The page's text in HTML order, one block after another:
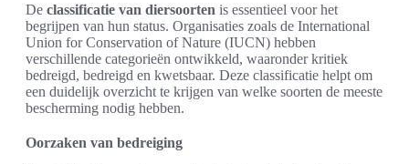
De classificatie van diersoorten is essentieel voor het
begrijpen van hun status. Organisaties zoals de International
Union for Conservation of Nature (IUCN) hebben
verschillende categorieën ontwikkeld, waaronder kritiek
bedreigd, bedreigd en kwetsbaar. Deze classificatie helpt om
een duidelijk overzicht te krijgen van welke soorten de meeste
bescherming nodig hebben.
Oorzaken van bedreiging